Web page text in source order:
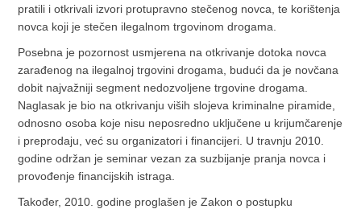
pratili i otkrivali izvori protupravno stečenog novca, te korištenja
novca koji je stečen ilegalnom trgovinom drogama.
Posebna je pozornost usmjerena na otkrivanje dotoka novca
zarađenog na ilegalnoj trgovini drogama, budući da je novčana
dobit najvažniji segment nedozvoljene trgovine drogama.
Naglasak je bio na otkrivanju viših slojeva kriminalne piramide,
odnosno osoba koje nisu neposredno uključene u krijumčarenje
i preprodaju, već su organizatori i financijeri. U travnju 2010.
godine održan je seminar vezan za suzbijanje pranja novca i
provođenje financijskih istraga.
Također, 2010. godine proglašen je Zakon o postupku